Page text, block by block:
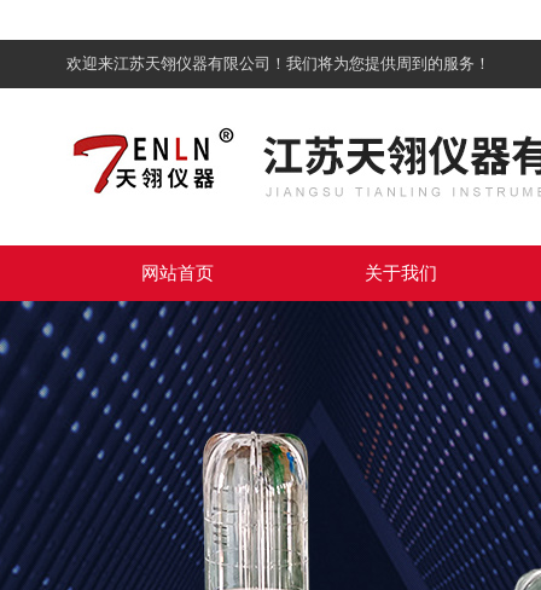
欢迎来江苏天翎仪器有限公司！我们将为您提供周到的服务！
网站首页 关于我们